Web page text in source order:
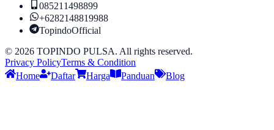
085211498899
+6282148819988
TopindoOfficial
© 2026 TOPINDO PULSA. All rights reserved.
Privacy PolicyTerms & Condition
Home
Daftar Harga Panduan Blog